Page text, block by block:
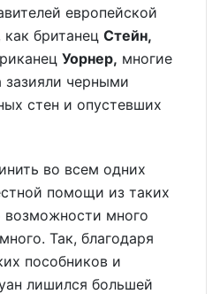
европейской
британец Стейн,
Уорнер, многие
черными
стен и опустевших
во всем одних
помощи из таких
возможности много
Так, благодаря
пособников и
лишился большей